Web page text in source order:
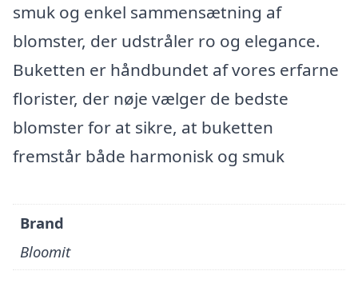
smuk og enkel sammensætning af
blomster, der udstråler ro og elegance.
Buketten er håndbundet af vores erfarne
florister, der nøje vælger de bedste
blomster for at sikre, at buketten
fremstår både harmonisk og smuk
Brand
Bloomit